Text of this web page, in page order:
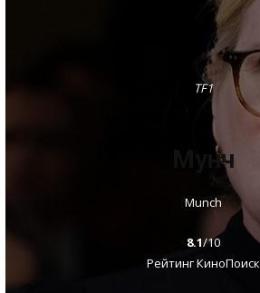
TF1
Мунч
Munch
8.1/10
Рейтинг КиноПоиск